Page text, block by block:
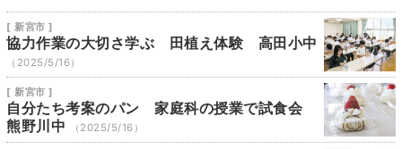
[ 新宮市 ]
協力作業の大切さ学ぶ 田植え体験 高田小中
（2025/5/16）
[ 新宮市 ]
自分たち考案のパン 家庭科の授業で試食会
熊野川中
（2025/5/16）